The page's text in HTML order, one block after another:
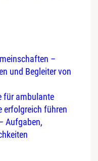
–
und Begleiter von
für ambulante
erfolgreich führen
Aufgaben,